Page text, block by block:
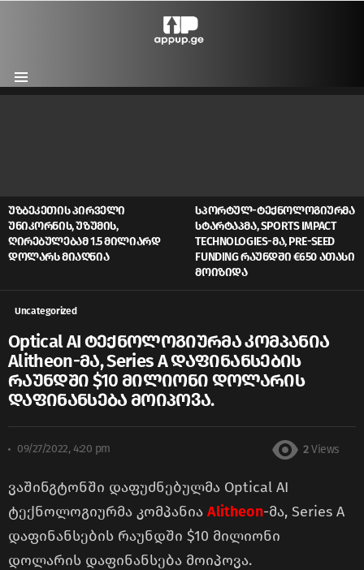
Menu
ᲣᲖᲑᲔᲙᲔᲗᲘᲡ ᲞᲘᲠᲕᲔᲚᲘ
ᲣᲜᲘᲙᲝᲠᲜᲘᲡ, ᲣᲖᲣᲛᲘᲡ,
ᲦᲘᲠᲔᲑᲣᲚᲔᲑᲐᲛ 1.5 ᲛᲘᲚᲘᲐᲠᲓ
ᲓᲝᲚᲐᲠᲡ ᲛᲘᲐᲦᲬᲘᲐ
ᲡᲞᲝᲠᲢᲣᲚ-ᲢᲔᲥᲜᲝᲚᲝᲒᲘᲣᲠᲛᲐ
ᲡᲢᲐᲠᲢᲐᲞᲛᲐ, SPORTS IMPACT
TECHNOLOGIES-ᲛᲐ, PRE-SEED
FUNDING ᲠᲐᲣᲜᲓᲨᲘ €650 ᲐᲗᲐᲡᲘ
ᲛᲝᲘᲖᲘᲓᲐ
Uncategorized
Optical AI ტექნოლოგიურმა კომპანია
Alitheon-მა, Series A დაფინანსების
რაუნდში $10 მილიონი დოლარის
დაფინანსება მოიპოვა.
09/27/2022, 4:20 pm 2 Views
ვაშინგტონში დაფუძნებულმა Optical AI
ტექნოლოგიურმა კომპანია Alitheon-მა, Series A
დაფინანსების რაუნდში $10 მილიონი
დოლარის დაფინანსება მოიპოვა.